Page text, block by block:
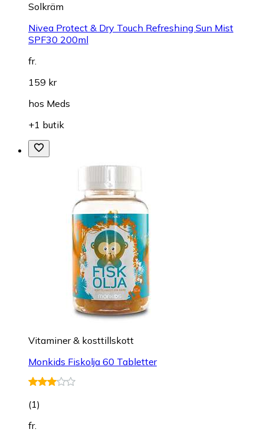
Solkräm
Nivea Protect & Dry Touch Refreshing Sun Mist
SPF30 200ml
fr.
159 kr
hos Meds
+1 butik
Vitaminer & kosttillskott
Monkids Fiskolja 60 Tabletter
(1)
fr.